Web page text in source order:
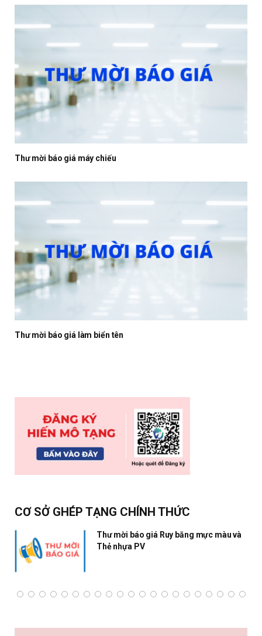
Thư mời báo giá máy chiếu
Thư mời báo giá làm biển tên
CƠ SỞ GHÉP TẠNG CHÍNH THỨC
Thư mời báo giá Ruy băng mực màu và
Thẻ nhựa PV